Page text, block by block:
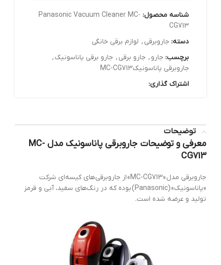
شناسه محصول: Panasonic Vacuum Cleaner MC-
CG713
دسته: جاروبرقی , لوازم برقی خانگی
برچسب: جارو , جارو برقی , جارو برقی پاناسونیک,
جاروبرقی پاناسونیکMC-CG713
اشتراک گذاری:
توضیحات
معرفی و توضیحات جاروبرقی پاناسونیک مدل MC-
CG713
جاروبرقی مدل «MC-CG713» از جاروبرقی‌های کیسه‌ای شرکت
«پاناسونیک» (Panasonic) بوده که در رنگ‌های سفید، آبی و قرمز
تولید و عرضه شده است.